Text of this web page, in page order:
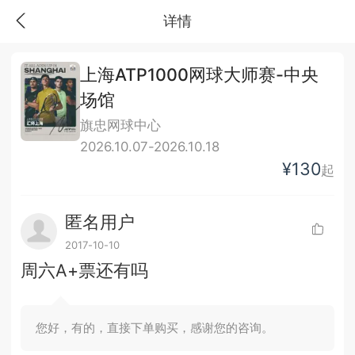
详情
上海ATP1000网球大师赛-中央
场馆
旗忠网球中心
2026.10.07-2026.10.18
¥130起
匿名用户
2017-10-10
周六A+票还有吗
您好，有的，直接下单购买，感谢您的咨询。